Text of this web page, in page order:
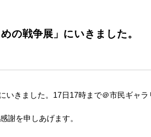
の戦争展」にいきました。
きました。17日17時まで＠市民ギャ
謝を申しあげます。